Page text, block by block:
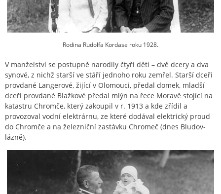
Rodina Rudolfa Kordase roku 1928.
V manželství se postupně narodily čtyři děti – dvě dcery a dva
synové, z nichž starší ve stáří jednoho roku zemřel. Starší dceři
provdané Langerové, žijící v Olomouci, předal domek, mladší
dceři provdané Blažkové předal mlýn na řece Moravě stojící na
katastru Chromče, který zakoupil v r. 1913 a kde zřídil a
provozoval vodní elektrárnu, ze které dodával elektrický proud
do Chromče a na železniční zastávku Chromeč (dnes Bludov-
lázně).